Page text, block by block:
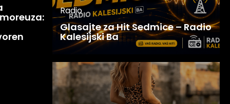
Radio
Glasajte za Hit Sedmice – Radio
Kalesijski Ba